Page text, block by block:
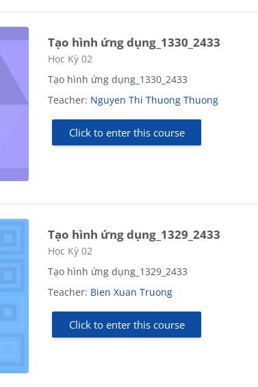
Tạo hình ứng dụng_1330_2433
Course category
Học Kỳ 02
Tạo hình ứng dụng_1330_2433
Teacher: Nguyen Thi Thuong Thuong
Click to enter this course
Tạo hình ứng dụng_1329_2433
Course category
Học Kỳ 02
Tạo hình ứng dụng_1329_2433
Teacher: Bien Xuan Truong
Click to enter this course